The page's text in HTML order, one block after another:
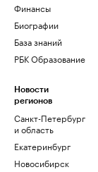
Финансы
Биографии
База знаний
РБК Образование
Новости
регионов
Санкт-Петербург
и область
Екатеринбург
Новосибирск